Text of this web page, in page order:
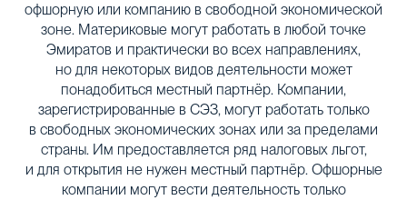
офшорную или компанию в свободной экономической
зоне. Материковые могут работать в любой точке
Эмиратов и практически во всех направлениях,
но для некоторых видов деятельности может
понадобиться местный партнёр. Компании,
зарегистрированные в СЭЗ, могут работать только
в свободных экономических зонах или за пределами
страны. Им предоставляется ряд налоговых льгот,
и для открытия не нужен местный партнёр. Офшорные
компании могут вести деятельность только